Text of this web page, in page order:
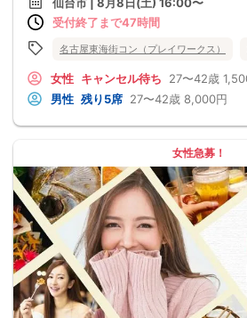
受付終了まで47時間
名古屋東海街コン（プレイワークス）
女性 キャンセル待ち 27〜42歳
男性 残り5席 27〜42歳 8,000円
女性急募！